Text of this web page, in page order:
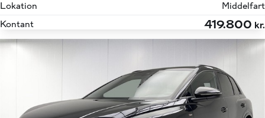
Lokation
Middelfart
Kontant
419.800 kr.